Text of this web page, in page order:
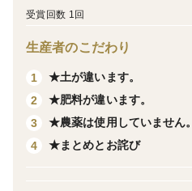
受賞回数 1回
生産者のこだわり
1
★土が違います。
2
★肥料が違います。
3
★農薬は使用していません。
4
★まとめとお詫び